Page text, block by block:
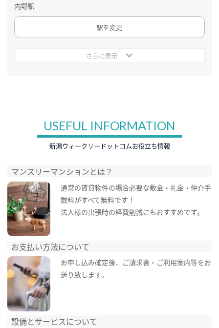
内野駅
駅を変更
さらに表示
USEFUL INFORMATION
新潟ウィークリードットコムお役立ち情報
マンスリーマンションとは？
通常の賃貸物件の場合必要な敷金・礼金・仲介手
数料がすべて無料です！
法人様の出張時の経費削減にもおすすめです。
お支払い方法について
お申し込み確定後、ご請求書・ご利用案内等をお
送り致します。
設備とサービスについて